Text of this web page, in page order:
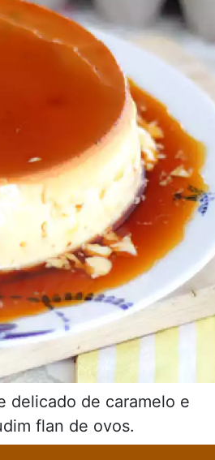
delicado de caramelo e
flan de ovos.